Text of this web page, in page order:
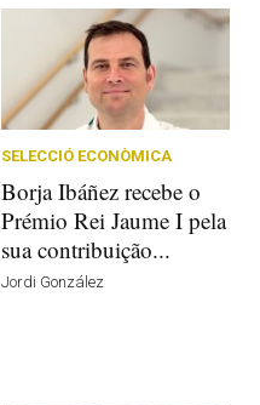
SELECCIÓ ECONÒMICA
Borja Ibáñez recebe o
Prémio Rei Jaume I pela
sua contribuição...
Jordi González